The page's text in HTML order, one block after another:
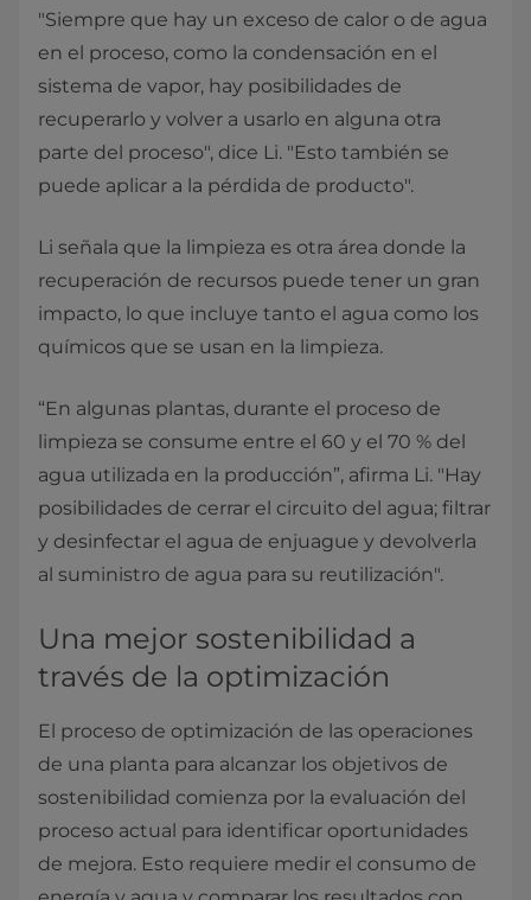
"Siempre que hay un exceso de calor o de agua
en el proceso, como la condensación en el
sistema de vapor, hay posibilidades de
recuperarlo y volver a usarlo en alguna otra
parte del proceso", dice Li. "Esto también se
puede aplicar a la pérdida de producto".
Li señala que la limpieza es otra área donde la
recuperación de recursos puede tener un gran
impacto, lo que incluye tanto el agua como los
químicos que se usan en la limpieza.
“En algunas plantas, durante el proceso de
limpieza se consume entre el 60 y el 70 % del
agua utilizada en la producción”, afirma Li. "Hay
posibilidades de cerrar el circuito del agua; filtrar
y desinfectar el agua de enjuague y devolverla
al suministro de agua para su reutilización".
Una mejor sostenibilidad a
través de la optimización
El proceso de optimización de las operaciones
de una planta para alcanzar los objetivos de
sostenibilidad comienza por la evaluación del
proceso actual para identificar oportunidades
de mejora. Esto requiere medir el consumo de